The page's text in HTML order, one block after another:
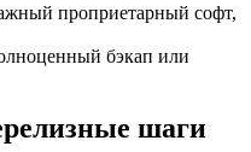
проприетарный софт,
бэкап или
шаги